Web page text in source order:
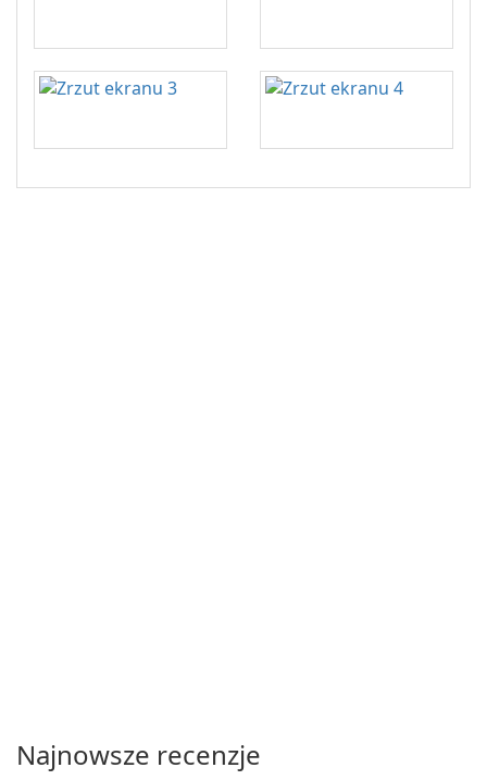
Najnowsze recenzje